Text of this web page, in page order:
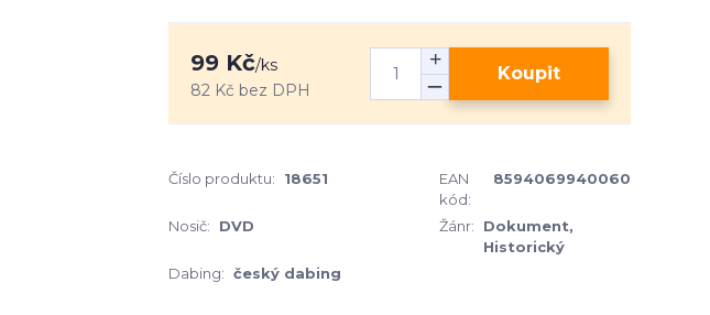
99 Kč/ks
82 Kč bez DPH
Koupit
Číslo produktu: 18651
EAN
kód:
8594069940060
Nosič: DVD Žánr:
Dokument,
Historický
Dabing: český dabing